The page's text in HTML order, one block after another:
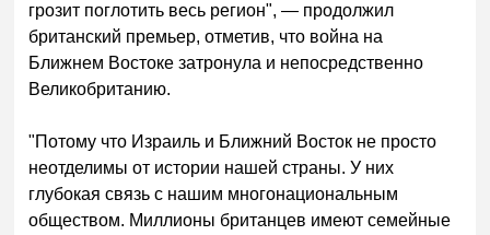
грозит поглотить весь регион", — продолжил
британский премьер, отметив, что война на
Ближнем Востоке затронула и непосредственно
Великобританию.
"Потому что Израиль и Ближний Восток не просто
неотделимы от истории нашей страны. У них
глубокая связь с нашим многонациональным
обществом. Миллионы британцев имеют семейные